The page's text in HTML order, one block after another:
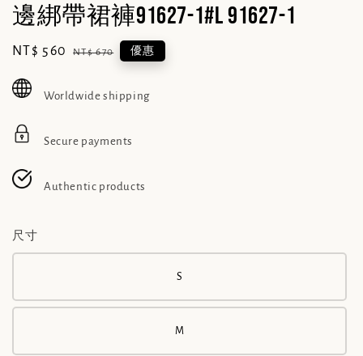
邊綁帶裙褲91627-1#L 91627-1
Sale
NT$ 560 Regular
NT$ 670 優惠
Worldwide shipping
Secure payments
Authentic products
尺寸
S
M